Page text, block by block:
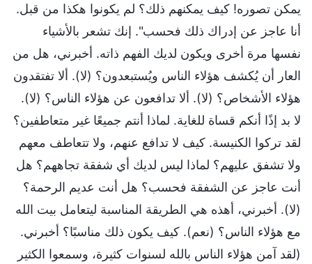
يمكن تصوره! كيف يمكنهم ذلك؟ لم يكونوا هكذا من قبل.
أنا عاجز عن إدراك ذلك فحسب". إنك تشعر بالأشياء
نفسها مرة أخرى ويكون لديك الفهم ذاته. أخبرني، هل من
العار أن يُكشف هؤلاء الناس ويُستبعدون؟ (لا). ألا تفتقدون
هؤلاء الأشخاص؟ (لا). ألا تدافعون عن هؤلاء الناس؟ (لا).
لا بد إذًا أنكم قساة للغاية. لماذا أنتم جميعًا غير متعاطفين؟
لقد تركوا الكنيسة. كيف لا تدافع عنهم، ولا تتعاطف معهم
ولا تشفق عليهم؟ لماذا ليس لديك أي شفقة تجاههم؟ هل
أنت عاجز عن الشفقة فحسب؟ هل أنت عديم الرحمة؟
(لا). أخبرني، أهذه هي الطريقة المناسبة ليتعامل بيت الله
مع هؤلاء الناس؟ (نعم). كيف يكون ذلك مناسبًا؟ أخبرني.
(لقد آمن هؤلاء الناس بالله لسنوات كثيرة، وسمعوا الكثير